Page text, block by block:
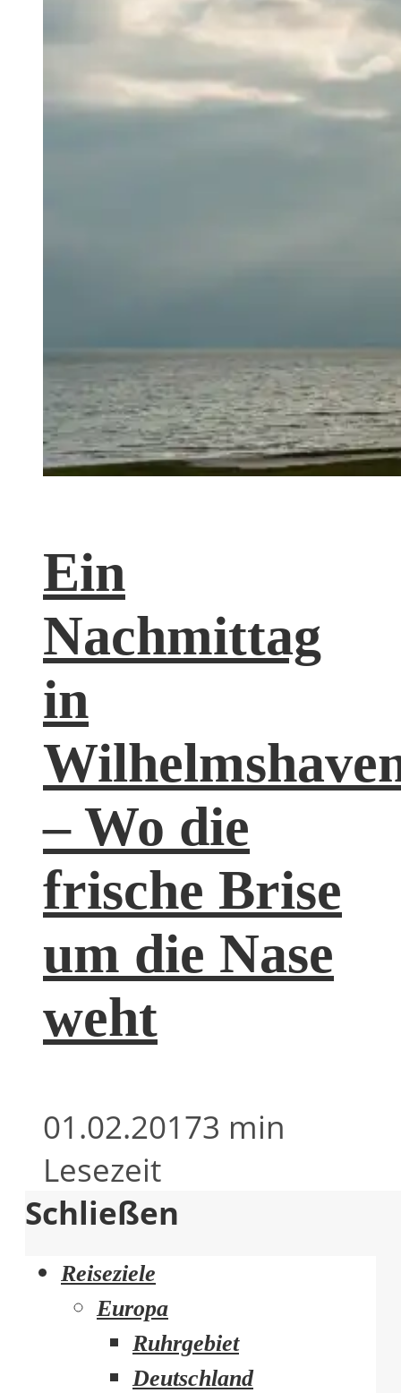
Ein
Nachmittag
in
– Wo die
frische Brise
um die Nase
weht
01.02.20173 min
Lesezeit
Schließen
Reiseziele
Europa
Ruhrgebiet
Deutschland